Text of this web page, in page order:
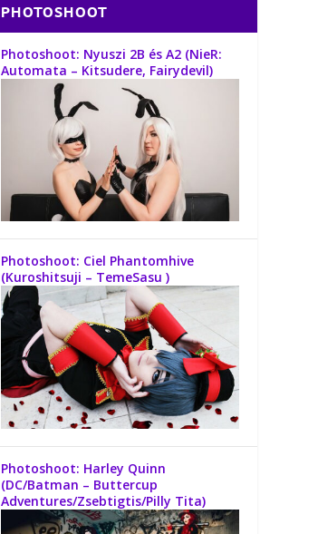
PHOTOSHOOT
Photoshoot: Nyuszi 2B és A2 (NieR:
Automata – Kitsudere, Fairydevil)
Photoshoot: Ciel Phantomhive
(Kuroshitsuji – TemeSasu )
Photoshoot: Harley Quinn
(DC/Batman – Buttercup
Adventures/Zsebtigtis/Pilly Tita)